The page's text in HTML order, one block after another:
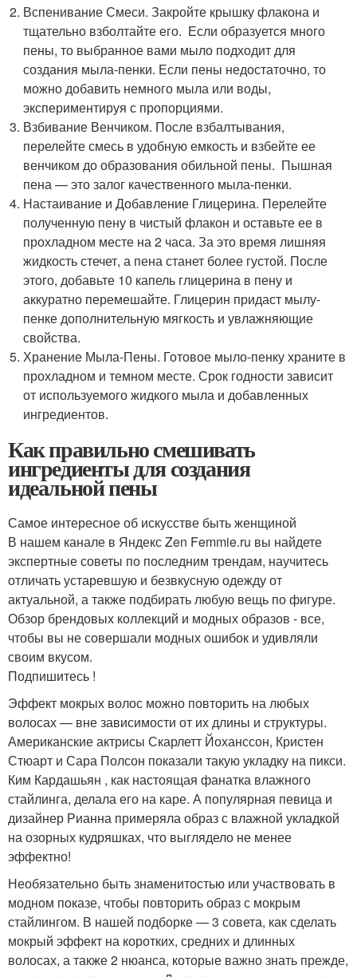
Вспенивание Смеси. Закройте крышку флакона и
тщательно взболтайте его. ️ Если образуется много
пены, то выбранное вами мыло подходит для
создания мыла-пенки. Если пены недостаточно, то
можно добавить немного мыла или воды,
экспериментируя с пропорциями.
Взбивание Венчиком. После взбалтывания,
перелейте смесь в удобную емкость и взбейте ее
венчиком до образования обильной пены. ️ Пышная
пена — это залог качественного мыла-пенки.
Настаивание и Добавление Глицерина. Перелейте
полученную пену в чистый флакон и оставьте ее в
прохладном месте на 2 часа. За это время лишняя
жидкость стечет, а пена станет более густой. После
этого, добавьте 10 капель глицерина в пену и
аккуратно перемешайте. Глицерин придаст мылу-
пенке дополнительную мягкость и увлажняющие
свойства.
Хранение Мыла-Пены. Готовое мыло-пенку храните в
прохладном и темном месте. Срок годности зависит
от используемого жидкого мыла и добавленных
ингредиентов.
Как правильно смешивать
ингредиенты для создания
идеальной пены
Самое интересное об искусстве быть женщиной
В нашем канале в Яндекс Zen Femmie.ru вы найдете
экспертные советы по последним трендам, научитесь
отличать устаревшую и безвкусную одежду от
актуальной, а также подбирать любую вещь по фигуре.
Обзор брендовых коллекций и модных образов - все,
чтобы вы не совершали модных ошибок и удивляли
своим вкусом.
Подпишитесь !
Эффект мокрых волос можно повторить на любых
волосах — вне зависимости от их длины и структуры.
Американские актрисы Скарлетт Йоханссон, Кристен
Стюарт и Сара Полсон показали такую укладку на пикси.
Ким Кардашьян , как настоящая фанатка влажного
стайлинга, делала его на каре. А популярная певица и
дизайнер Рианна примеряла образ с влажной укладкой
на озорных кудряшках, что выглядело не менее
эффектно!
Необязательно быть знаменитостью или участвовать в
модном показе, чтобы повторить образ с мокрым
стайлингом. В нашей подборке — 3 совета, как сделать
мокрый эффект на коротких, средних и длинных
волосах, а также 2 нюанса, которые важно знать прежде,